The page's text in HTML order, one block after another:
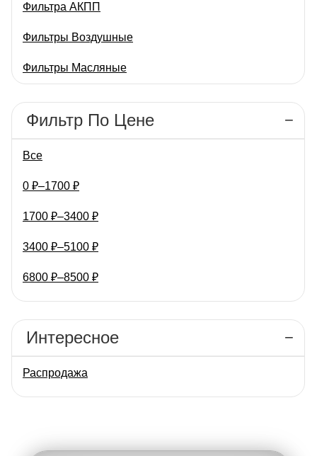
Применяется на
(включая модели A3 1.4-
Фильтра АКПП
Фильтры Воздушные
Фильтры Масляные
Фильтр По Цене
Все
0 ₽–1700 ₽
1700 ₽–3400 ₽
3400 ₽–5100 ₽
6800 ₽–8500 ₽
Интересное
Распродажа